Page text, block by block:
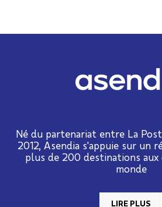
Né du partenariat entre La
2012, Asendia s'appuie sur un
plus de 200 destinations aux
monde
LIRE PLUS